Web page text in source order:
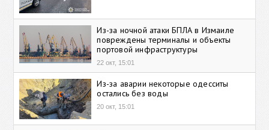
Из-за ночной атаки БПЛА в Измаиле
повреждены терминалы и объекты
портовой инфраструктуры
22 окт, 15:01
Из-за аварии некоторые одесситы
остались без воды
20 окт, 15:01